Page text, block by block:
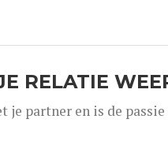
RELATIE
je partner en is de